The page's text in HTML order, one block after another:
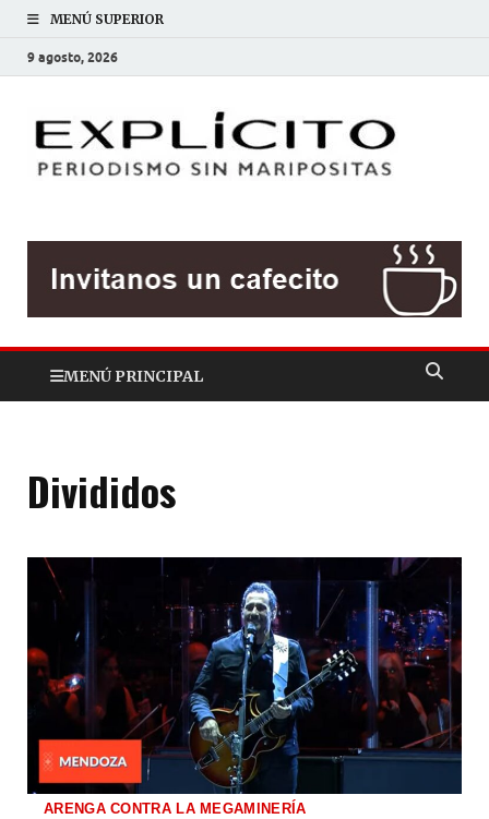
MENÚ SUPERIOR
9 agosto, 2026
MENÚ PRINCIPAL
Divididos
ARENGA CONTRA LA MEGAMINERÍA